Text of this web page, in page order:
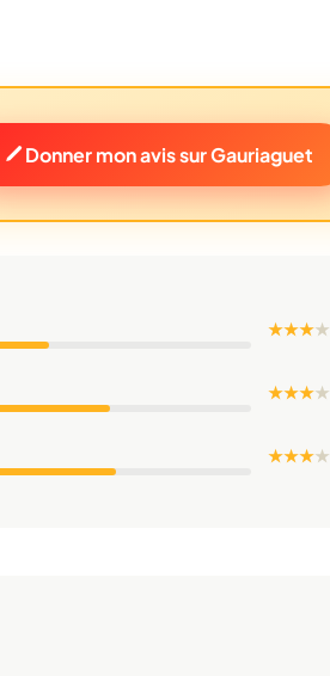
Donner mon avis sur Gauriaguet
★ ★ ★★
★ ★ ★★
★ ★ ★★